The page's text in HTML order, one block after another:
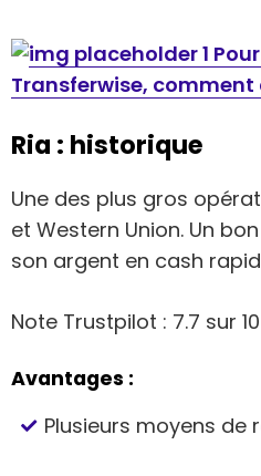
Transferwise, comment
Ria : historique
Une des plus gros
et Western Union. Un
son argent en cash
Note Trustpilot : 7.7 sur 10
Avantages :
Plusieurs moyens de